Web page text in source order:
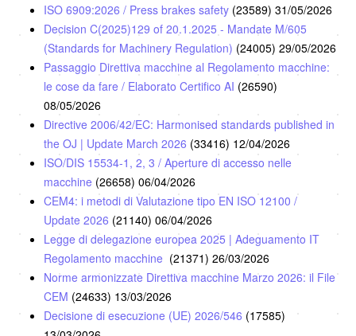
ISO 6909:2026 / Press brakes safety (23589) 31/05/2026
Decision C(2025)129 of 20.1.2025 - Mandate M/605
(Standards for Machinery Regulation) (24005) 29/05/2026
Passaggio Direttiva macchine al Regolamento macchine:
le cose da fare / Elaborato Certifico AI (26590)
08/05/2026
Directive 2006/42/EC: Harmonised standards published in
the OJ | Update March 2026 (33416) 12/04/2026
ISO/DIS 15534-1, 2, 3 / Aperture di accesso nelle
macchine (26658) 06/04/2026
CEM4: i metodi di Valutazione tipo EN ISO 12100 /
Update 2026 (21140) 06/04/2026
Legge di delegazione europea 2025 | Adeguamento IT
Regolamento macchine (21371) 26/03/2026
Norme armonizzate Direttiva macchine Marzo 2026: il File
CEM (24633) 13/03/2026
Decisione di esecuzione (UE) 2026/546 (17585)